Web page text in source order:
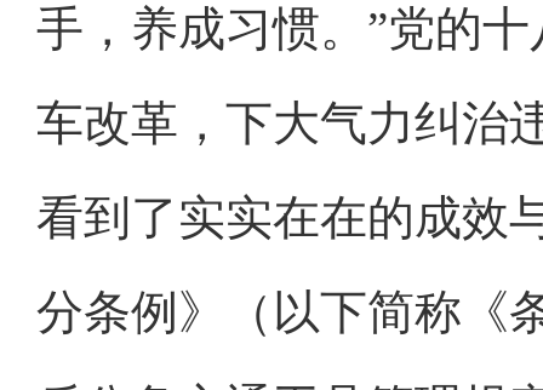
手，养成习惯。”党的
车改革，下大气力纠治
看到了实实在在的成效
分条例》（以下简称《